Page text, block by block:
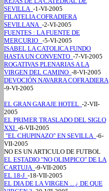
SEVILLA -1-VI-2005
FILATELIA COFRADIERA
SEVILLANA -2-VI-2005
FUENTES : LA FUENTE DE
MERCURIO -5-VI-2005
ISABEL LA CATOLICA FUNDO
HASTA UN CONVENTO -7-VI-2005
ROGATIVAS PLENARIAS A LA
VIRGEN DEL CAMINO -8-VI-2005
DEVOCIÓN NAVARRA COFRADIERA
-9-VI-2005
EL GRAN GARAJE HOTEL -2-VII-
2005
EL PRIMER TRASLADO DEL SIGLO
XXI -6-VII-2005
"EL CHUPINAZO" EN SEVILLA -6-
VII-2005
NO ES UN ARTICULO DE FUTBOL
EL ESTADIO "NO OLIMPICO" DE LA
CARTUJA -9-VII-2005
EL 18-J -18-VII-2005
EL DIA DE LA VIRGEN ... ¿ DE QUE